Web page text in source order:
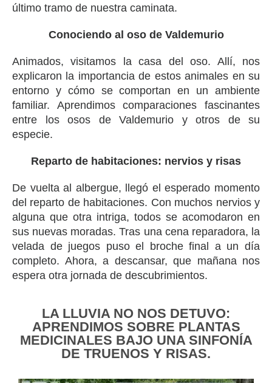
último tramo de nuestra caminata.
Conociendo al oso de Valdemurio
Animados, visitamos la casa del oso. Allí, nos
explicaron la importancia de estos animales en su
entorno y cómo se comportan en un ambiente
familiar. Aprendimos comparaciones fascinantes
entre los osos de Valdemurio y otros de su
especie.
Reparto de habitaciones: nervios y risas
De vuelta al albergue, llegó el esperado momento
del reparto de habitaciones. Con muchos nervios y
alguna que otra intriga, todos se acomodaron en
sus nuevas moradas. Tras una cena reparadora, la
velada de juegos puso el broche final a un día
completo. Ahora, a descansar, que mañana nos
espera otra jornada de descubrimientos.
LA LLUVIA NO NOS DETUVO:
APRENDIMOS SOBRE PLANTAS
MEDICINALES BAJO UNA SINFONÍA
DE TRUENOS Y RISAS.